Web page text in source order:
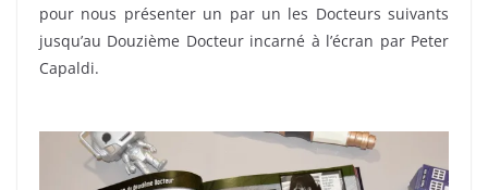
pour nous présenter un par un les Docteurs suivants
jusqu’au Douzième Docteur incarné à l’écran par Peter
Capaldi.